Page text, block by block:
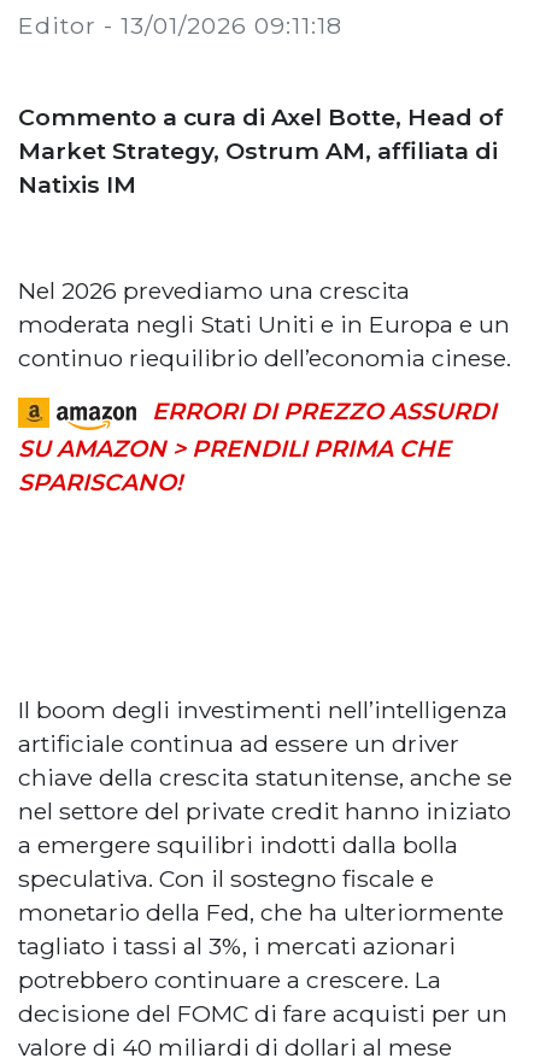
Editor - 13/01/2026 09:11:18
Commento a cura di Axel Botte, Head of
Market Strategy, Ostrum AM, affiliata di
Natixis IM
Nel 2026 prevediamo una crescita
moderata negli Stati Uniti e in Europa e un
continuo riequilibrio dell’economia cinese.
ERRORI DI PREZZO ASSURDI
SU AMAZON > PRENDILI PRIMA CHE
SPARISCANO!
Il boom degli investimenti nell’intelligenza
artificiale continua ad essere un driver
chiave della crescita statunitense, anche se
nel settore del private credit hanno iniziato
a emergere squilibri indotti dalla bolla
speculativa. Con il sostegno fiscale e
monetario della Fed, che ha ulteriormente
tagliato i tassi al 3%, i mercati azionari
potrebbero continuare a crescere. La
decisione del FOMC di fare acquisti per un
valore di 40 miliardi di dollari al mese